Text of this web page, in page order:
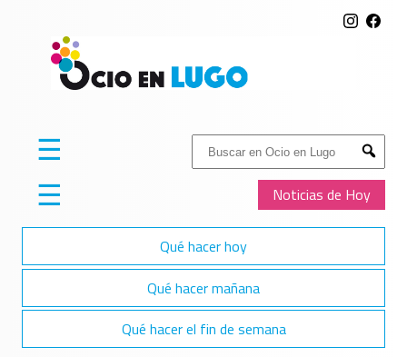
Buscar:
Submit
Noticias de Hoy
☰
☰
Qué hacer hoy
Qué hacer mañana
Qué hacer el fin de semana